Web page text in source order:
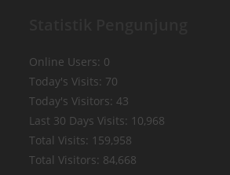
Online Users: 0
Today's Visits: 70
Today's Visitors:43
Last 30 Days Visits: 10,968
Total Visits: 159,958
Total Visitors: 84,668